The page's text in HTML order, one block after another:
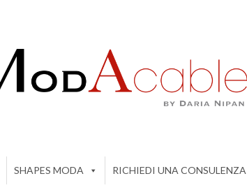
SHAPES MODA RICHIEDI UNA CONSULENZA